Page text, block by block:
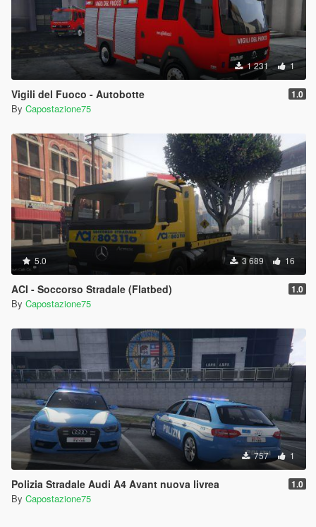
1 231 1
Vigili del Fuoco - Autobotte 1.0
By Capostazione75
5.0 3 689 16
ACI - Soccorso Stradale (Flatbed) 1.0
By Capostazione75
757 1
Polizia Stradale Audi A4 Avant nuova livrea 1.0
By Capostazione75